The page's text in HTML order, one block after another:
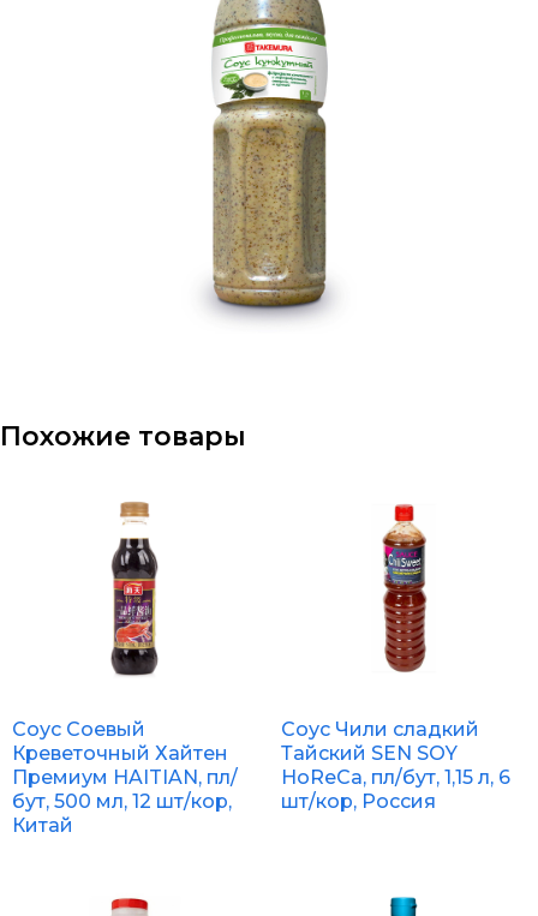
Похожие товары
Соус Соевый
Креветочный Хайтен
Премиум HAITIAN, пл/
бут, 500 мл, 12 шт/кор,
Китай
Соус Чили сладкий
Тайский SEN SOY
HoReCa, пл/бут, 1,15 л, 6
шт/кор, Россия